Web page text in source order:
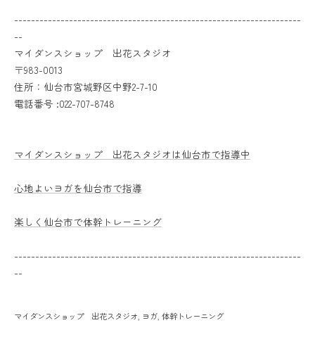
--------------------------------------------------------------------
--
マイダンスショップ 出花スタジオ
〒983-0013
住所：仙台市宮城野区中野2-7-10
電話番号 :022-707-8748
マイダンスショップ 出花スタジオは仙台市で指導中
心地よいヨガを仙台市で指導
楽しく仙台市で体幹トレーニング
--------------------------------------------------------------------
--
マイダンスショップ 出花スタジオ ヨガ 体幹トレーニング